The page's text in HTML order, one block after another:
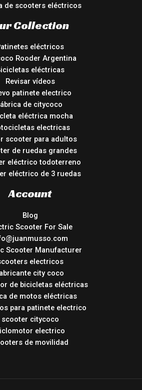
de scooters eléctricos
Collection
eléctricos
Rooder Argentina
eléctricas
Revisar vídeos
patinete electrico
de citycoco
eléctrica mocha
electricas
scooter para adultos
de ruedas grandes
eléctrico todoterreno
eléctrico de 3 ruedas
Account
Blog
Scooter For Sale
Scooter Manufacturer
electricos
city coco
de bicicletas eléctricas
de motos eléctricas
para patinete electrico
scooter citycoco
electrico
de movilidad